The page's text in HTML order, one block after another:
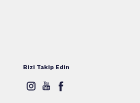
Bizi Takip Edin